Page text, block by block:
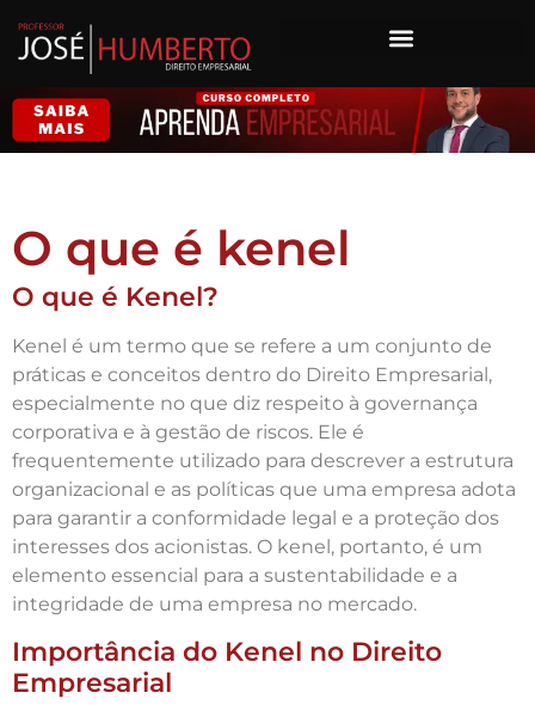
O que é kenel
O que é Kenel?
Kenel é um termo que se refere a um conjunto de
práticas e conceitos dentro do Direito Empresarial,
especialmente no que diz respeito à governança
corporativa e à gestão de riscos. Ele é
frequentemente utilizado para descrever a estrutura
organizacional e as políticas que uma empresa adota
para garantir a conformidade legal e a proteção dos
interesses dos acionistas. O kenel, portanto, é um
elemento essencial para a sustentabilidade e a
integridade de uma empresa no mercado.
Importância do Kenel no Direito
Empresarial